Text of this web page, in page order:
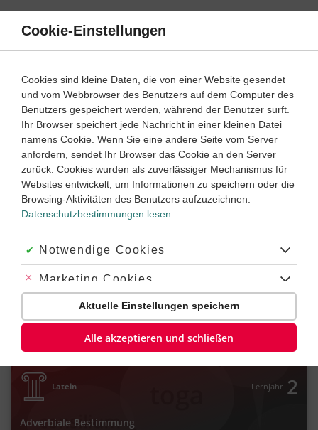
Direkt
Inhalt
Lernwege mit Erklär- und Anleitungsvideos
Latein Lernjahr
Accusativus cum Infinitivo (AcI)
#Akkusativ mit Infinitiv #Accusativus cum infinitivo
#Funktion des AcI
#AcI als satzwertige Konstruktion
#Zeitverhältnis im AcI
#Präsens Infinitiv
#Infinitiv Präsens Aktiv
#Infinitiv Präsens Passiv
#Infinitiv Perfekt
#Infinitiv Perfekt Aktiv
#Infinitiv Perfekt Passiv
#Infinitiv der Gleichzeitigkeit
#Infinitiv der Vorzeitigkeit
#Infinitiv der Nachzeitigkeit
#Infinitiv Futur Aktiv
4
Video
4
Jetzt lernen
Latein Lernjahr 2
Adverbiale Bestimmung
Cookie-Einstellungen
Cookies sind kleine Daten, die von einer Website gesendet
und vom Webbrowser des Benutzers auf dem Computer des
Benutzers gespeichert werden, während der Benutzer surft.
Ihr Browser speichert jede Nachricht in einer kleinen Datei
namens Cookie. Wenn Sie eine andere Seite vom Server
anfordern, sendet Ihr Browser das Cookie an den Server
zurück. Cookies wurden als zuverlässiger Mechanismus für
Websites entwickelt, um Informationen zu speichern oder die
Browsing-Aktivitäten des Benutzers aufzuzeichnen.
Datenschutzbestimmungen lesen
Akzeptiert:
Notwendige Cookies
Abgelehnt:
Marketing Cookies
Abgelehnt:
Personalisierungs-Cookies
Aktuelle Einstellungen speichern
Alle akzeptieren und schließen